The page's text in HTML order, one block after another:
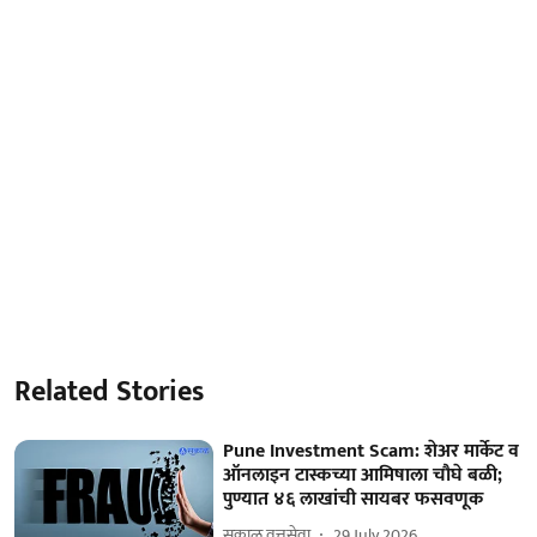
Related Stories
Pune Investment Scam: शेअर मार्केट व
ऑनलाइन टास्कच्या आमिषाला चौघे बळी;
पुण्यात ४६ लाखांची सायबर फसवणूक